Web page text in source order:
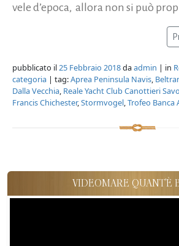
vele d’epoca, allora non si può
pubblicato il25 Febbraio 2018daadmin | in
categoria | tag:Aprea Peninsula Navis,
Dalla Vecchia, Reale Yacht Club Canottieri
Francis Chichester,Stormvogel,Trofeo Banca
VIDEOMARE QUANT'È